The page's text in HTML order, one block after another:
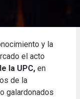
y la
el acto
la UPC, en
de la
galardonados